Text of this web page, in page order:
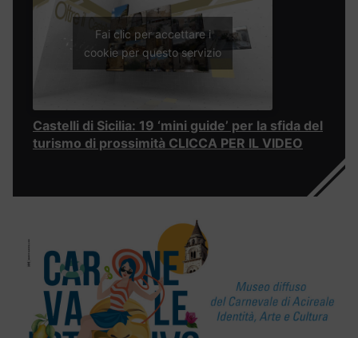
Fai clic per accettare i
cookie per questo servizio
Castelli di Sicilia: 19 ‘mini guide’ per la sfida del
turismo di prossimità CLICCA PER IL VIDEO